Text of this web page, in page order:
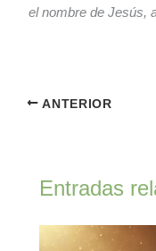
el nombre de Jesús,
ANTERIOR
Entradas